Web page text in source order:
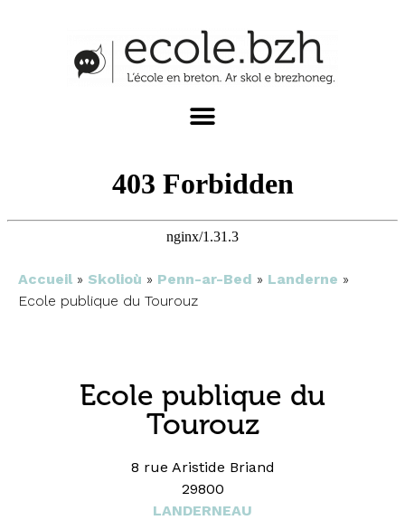
Accueil » Skolioù » Penn-ar-Bed » Landerne »
Ecole publique du Tourouz
Ecole publique du
Tourouz
8 rue Aristide Briand
29800
LANDERNEAU